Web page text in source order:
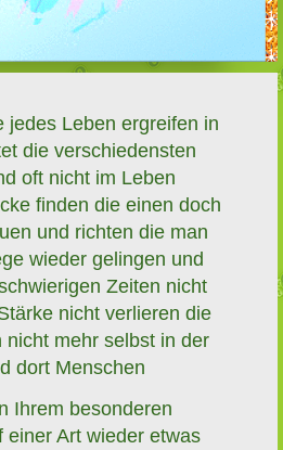
jedes Leben ergreifen in
die verschiedensten
oft nicht im Leben
finden die einen doch
und richten die man
wieder gelingen und
Zeiten nicht
nicht verlieren die
mehr selbst in der
dort Menschen
Ihrem besonderen
Art wieder etwas